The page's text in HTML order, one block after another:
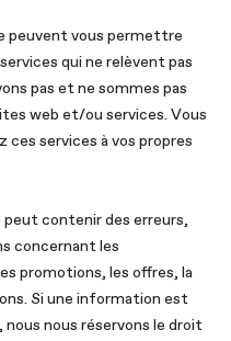
peuvent vous permettre
qui ne relèvent pas
pas et ne sommes pas
web et/ou services. Vous
services à vos propres
peut contenir des erreurs,
concernant les
promotions, les offres, la
Si une information est
nous réservons le droit